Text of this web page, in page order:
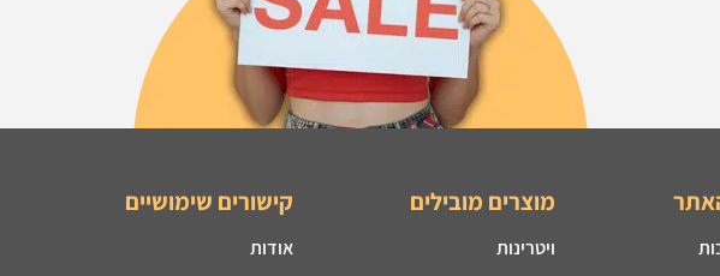
מוצרים מובילים
ויטרינות
קישורים שימושיים
אודות